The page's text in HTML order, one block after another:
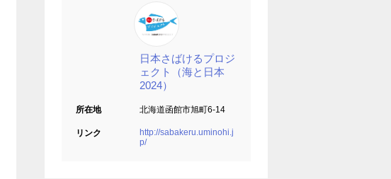
日本さばけるプロジ
ェクト（海と日本
2024）
所在地 北海道函館市旭町6-14
リンク
http://sabakeru.uminohi.j
p/